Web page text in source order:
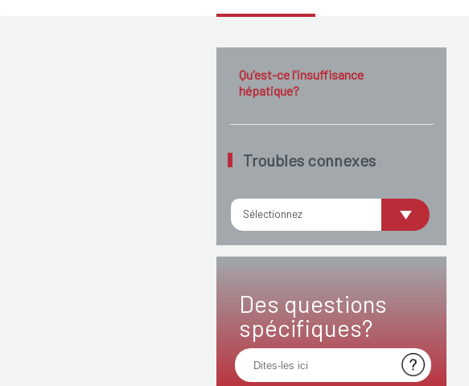
Qu'est-ce l'insuffisance
hépatique?
Troubles connexes
Sélectionnez
Des questions
spécifiques?